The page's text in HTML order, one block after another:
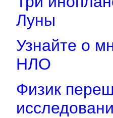
Луны
Узнайте о
НЛО
Физик